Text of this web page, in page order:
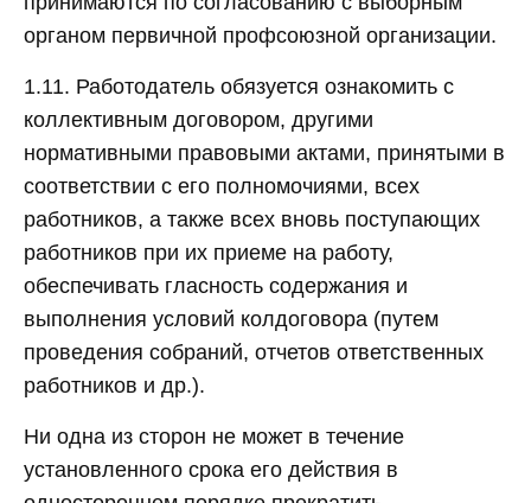
органом первичной профсоюзной организации.
1.11. Работодатель обязуется ознакомить с
коллективным договором, другими
нормативными правовыми актами, принятыми в
соответствии с его полномочиями, всех
работников, а также всех вновь поступающих
работников при их приеме на работу,
обеспечивать гласность содержания и
выполнения условий колдоговора (путем
проведения собраний, отчетов ответственных
работников и др.).
Ни одна из сторон не может в течение
установленного срока его действия в